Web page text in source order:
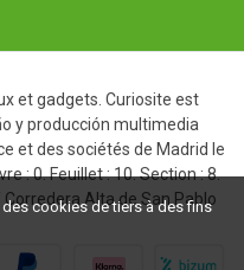
et gadgets. Curiosite est
y producción multimedia
et des sociétés de Madrid le
: 0. Feuillet : 10. Section : 8.
Corredera Alta de San Pablo
cookies de tiers à des fins